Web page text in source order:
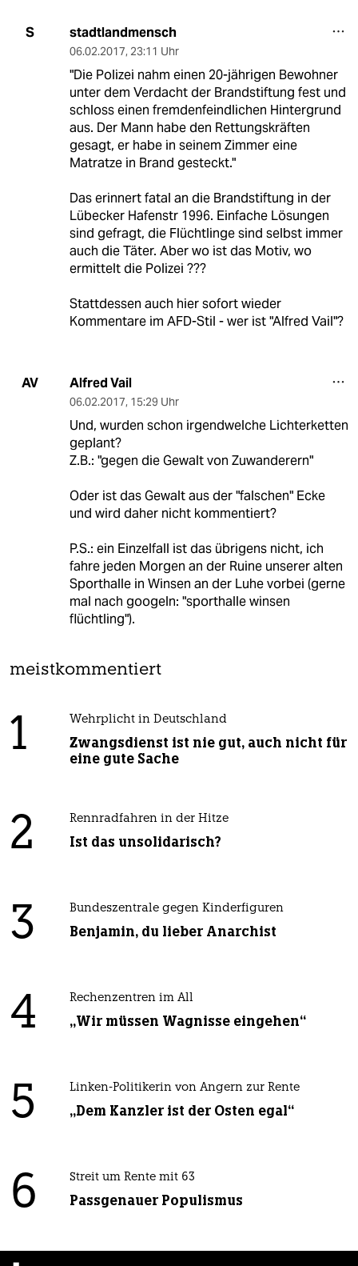
S stadtlandmensch
06.02.2017, 23:11 Uhr
"Die Polizei nahm einen 20-jährigen Bewohner
unter dem Verdacht der Brandstiftung fest und
schloss einen fremdenfeindlichen Hintergrund
aus. Der Mann habe den Rettungskräften
gesagt, er habe in seinem Zimmer eine
Matratze in Brand gesteckt."
Das erinnert fatal an die Brandstiftung in der
Lübecker Hafenstr 1996. Einfache Lösungen
sind gefragt, die Flüchtlinge sind selbst immer
auch die Täter. Aber wo ist das Motiv, wo
ermittelt die Polizei ???
Stattdessen auch hier sofort wieder
Kommentare im AFD-Stil - wer ist "Alfred Vail"?
AV Alfred Vail
06.02.2017, 15:29 Uhr
Und, wurden schon irgendwelche Lichterketten
geplant?
Z.B.: "gegen die Gewalt von Zuwanderern"
Oder ist das Gewalt aus der "falschen" Ecke
und wird daher nicht kommentiert?
P.S.: ein Einzelfall ist das übrigens nicht, ich
fahre jeden Morgen an der Ruine unserer alten
Sporthalle in Winsen an der Luhe vorbei (gerne
mal nach googeln: "sporthalle winsen
flüchtling").
meistkommentiert
1 Wehrplicht in Deutschland
Zwangsdienst ist nie gut, auch nicht für
eine gute Sache
2 Rennradfahren in der Hitze
Ist das unsolidarisch?
3 Bundeszentrale gegen Kinderfiguren
Benjamin, du lieber Anarchist
4 Rechenzentren im All
„Wir müssen Wagnisse eingehen“
5 Linken-Politikerin von Angern zur Rente
„Dem Kanzler ist der Osten egal“
6 Streit um Rente mit 63
Passgenauer Populismus